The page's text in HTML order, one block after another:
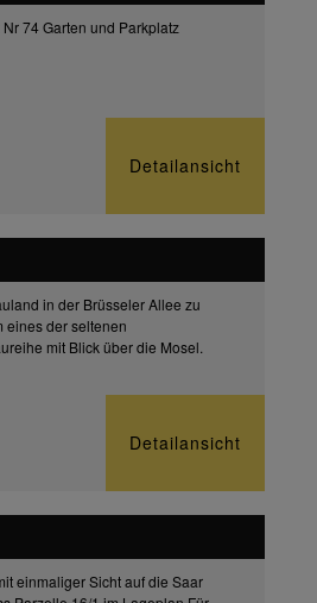
74 Garten und Parkplatz
Detailansicht
in der Brüsseler Allee zu
eines der seltenen
mit Blick über die Mosel.
Detailansicht
einmaliger Sicht auf die Saar